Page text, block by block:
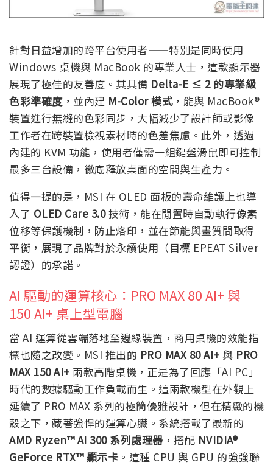
針對日益增加的跨平台使用者——特別是同時使用
Windows 桌機與 MacBook 的專業人士，這款顯示器
展現了極佳的友善度。其具備 Delta-E ≤ 2 的專業級
色彩準確度，並內建 M-Color 模式，能與 MacBook®
裝置進行無縫的色彩同步，大幅減少了設計師或影像
工作者在跨裝置檢視素材時的色差焦慮。此外，透過
內建的 KVM 功能，使用者僅需一組鍵盤滑鼠即可控制
最多三台設備，徹底釋放桌面的空間與生產力。
值得一提的是，MSI 在 OLED 面板的壽命維護上也導
入了 OLED Care 3.0技術，能在閒置時自動執行像素
位移等保護機制，防止烙印，並在節能與畫質間取得
平衡，展現了品牌對於永續使用（目標 EPEAT Silver
認證）的承諾。
AI 驅動的運算核心：PRO MAX 80 AI+ 與
150 AI+ 桌上型電腦
當 AI 運算從雲端落地至邊緣裝置，商用桌機的效能指
標也隨之改變。MSI 推出的 PRO MAX 80 AI+ 與 PRO
MAX 150 AI+ 兩款高階桌機，正是為了回應「AI PC」
時代的數據驅動工作負載而生。這兩款機型在外觀上
延續了 PRO MAX 系列的極簡優雅設計，但在精緻的機
殼之下，藏著強悍的運算心臟。系統搭載了最新的
AMD Ryzen™ AI 300 系列處理器 ，搭配 NVIDIA®
GeForce RTX™ 顯示卡 。這種 CPU 與 GPU 的強強聯